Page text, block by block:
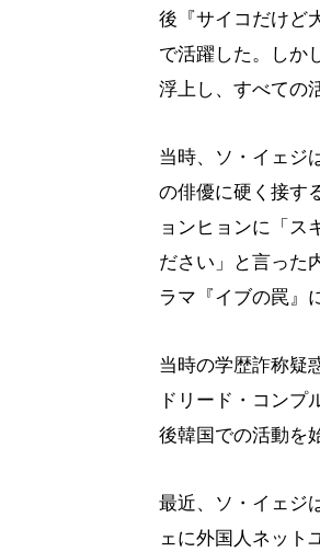
後『サイコだけど
で活躍した。しか
浮上し、すべての
当時、ソ・イェジ
の俳優に硬く接す
ョンヒョンに「ス
ださい」と言った
ラマ『イブの罠』
当時の学歴詐称疑
ドリード・コン
後韓国での活動を
最近、ソ・イェジ
ェに外国人ネット